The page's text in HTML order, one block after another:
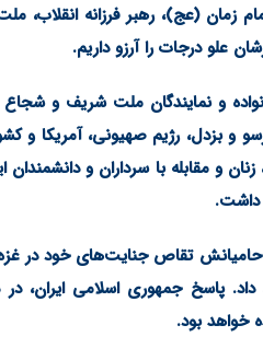
زمان (عج)، رهبر فرزانه انقلاب،
علو درجات را آرزو داریم.
و نمایندگان ملت شریف و
بزدل، رژیم صهیونی، آمریکا و
و مقابله با سرداران و دانشمندان
داشت.
تقاص جنایت‌های خود در غزه،
پاسخ جمهوری اسلامی ایران،
خواهد بود.